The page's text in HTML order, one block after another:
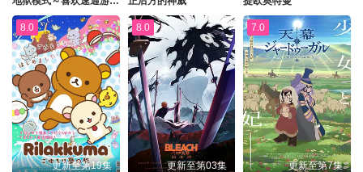
8.0
更新至第19集
8.0
更新至第03集
7.0
更新至第7集